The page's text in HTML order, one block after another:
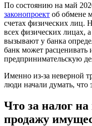
По состоянию на май
законопроект об обмене
счетах физических лиц.
всех физических лицах,
вызывают у банка
банк может
предпринимательскую
Именно из-за неверной
люди начали думать, что
Что за налог
продажу